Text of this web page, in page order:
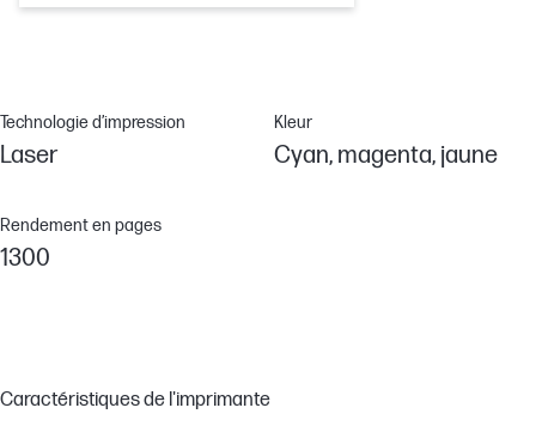
Technologie d’impression
Laser
Kleur
Cyan, magenta, jaune
Rendement en pages
1300
Caractéristiques de l'imprimante